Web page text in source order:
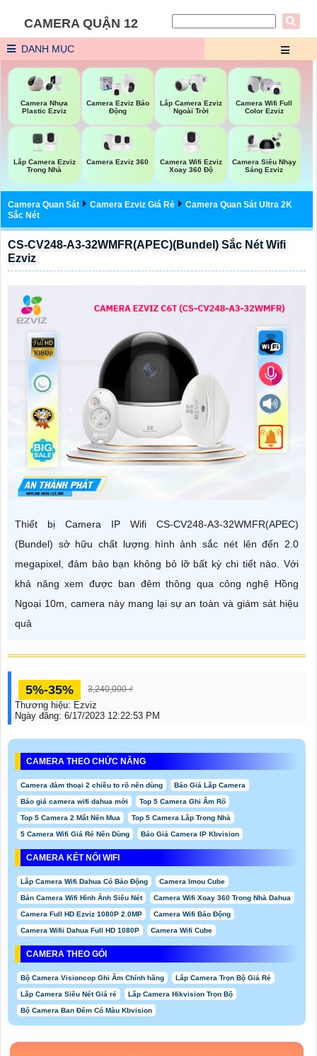
CAMERA QUẬN 12
DANH MỤC
Camera Nhựa
Plastic Ezviz
Camera Ezviz Báo
Động
Lắp Camera Ezviz
Ngoài Trời
Camera Wifi Full
Color Ezviz
Lắp Camera Ezviz
Trong Nhà
Camera Ezviz 360
Camera Wifi Ezviz
Xoay 360 Độ
Camera Siêu Nhạy
Sáng Ezviz
Camera Quan Sát Camera Ezviz Giá Rẻ
Camera Quan Sát Ultra 2K
Sắc Nét
CS-CV248-A3-32WMFR(APEC)(Bundel) Sắc Nét Wifi
Ezviz
Thiết bị Camera IP Wifi CS-CV248-A3-32WMFR(APEC)
(Bundel) sở hữu chất lượng hình ảnh sắc nét lên đến 2.0
megapixel, đảm bảo bạn không bỏ lỡ bất kỳ chi tiết nào. Với
khả năng xem được ban đêm thông qua công nghệ Hồng
Ngoại 10m, camera này mang lại sự an toàn và giám sát hiệu
quả
5%-35% 3,240,000 ₫
Thương hiệu: Ezviz
Ngày đăng: 6/17/2023 12:22:53 PM
CAMERA THEO CHỨC NĂNG
Camera đàm thoại 2 chiều to rõ nên dùng Báo Giá Lắp Camera
Báo giá camera wifi dahua mới Top 5 Camera Ghi Âm Rõ
Top 5 Camera 2 Mắt Nên Mua Top 5 Camera Lắp Trong Nhà
5 Camera Wifi Giá Rẻ Nên Dùng Báo Giá Camera IP Kbvision
CAMERA KẾT NỐI WIFI
Lắp Camera Wifi Dahua Có Báo Động Camera Imou Cube
Bán Camera Wifi Hình Ảnh Siêu Nét Camera Wifi Xoay 360 Trong Nhà Dahua
Camera Full HD Ezviz 1080P 2.0MP Camera Wifi Báo Động
Camera Wifii Dahua Full HD 1080P Camera Wifi Cube
CAMERA THEO GÓI
Bộ Camera Visioncop Ghi Âm Chính hãng Lắp Camera Trọn Bộ Giá Rẻ
Lắp Camera Siêu Nét Giá rẻ Lắp Camera Hikvision Trọn Bộ
Bộ Camera Ban Đêm Có Màu Kbvision